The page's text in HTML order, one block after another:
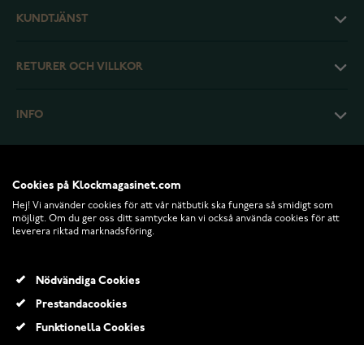
KUNDTJÄNST
RETURER OCH VILLKOR
INFO
Cookies på Klockmagasinet.com
Hej! Vi använder cookies för att vår nätbutik ska fungera så smidigt som
möjligt. Om du ger oss ditt samtycke kan vi också använda cookies för att
leverera riktad marknadsföring.
Nödvändiga Cookies
Prestandacookies
Funktionella Cookies